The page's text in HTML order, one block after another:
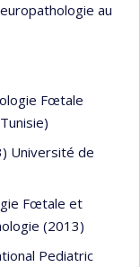
au
Fœtale
Université de
Fœtale et
(2013)
Pediatric